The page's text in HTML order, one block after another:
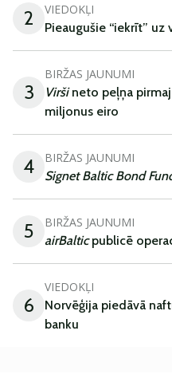
2 VIEDOKĻI
Pieaugušie “iekrīt”
3
BIRŽAS JAUNUMI
Viršineto peļņa
miljonus eiro
4 BIRŽAS JAUNUMI
Signet Baltic Bond
5 BIRŽAS JAUNUMI
airBalticpublicē
6
VIEDOKĻI
Norvēģija piedāvā
banku